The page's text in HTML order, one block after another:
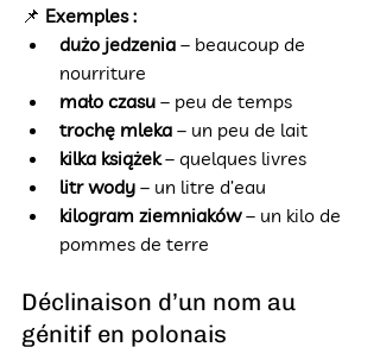
📌 Exemples :
dużo jedzenia – beaucoup de
nourriture
mało czasu – peu de temps
trochę mleka – un peu de lait
kilka książek – quelques livres
litr wody – un litre d’eau
kilogram ziemniaków – un kilo de
pommes de terre
Déclinaison d’un nom au
génitif en polonais